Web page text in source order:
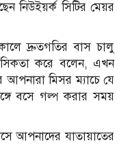
নিউইয়র্ক সিটির মেয়র
দ্রুতগতির বাস চালু
করে বলেন, এখন
মিসর ম্যাচে যে
বসে গল্প করার সময়
আপনাদের যাতায়াতের